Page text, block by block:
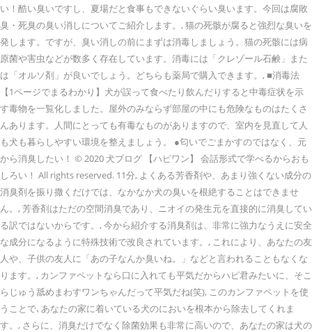
い！酷い臭いですし、夏場だと食事もできないぐらい臭います。今回は腐敗
臭・死臭の臭い消しについてご紹介します。, 猫の死骸が腐ると強烈な臭いを
発します。ですが、臭い消しの前にまずは消毒しましょう。猫の死骸には病
原菌や害虫などが数多く存在しています。消毒には「クレゾール石鹸」また
は「オルソ剤」が良いでしょう。どちらも薬局で購入できます。, ■消毒法
【1ページでまるわかり】犬が誤って食べたり飲んだりすると中毒症状を示
す毒物を一覧化しました。屋外のみならず部屋の中にも危険なものはたくさ
んあります。人間にとっても有毒なものがありますので、室内を見直して人
も犬も暮らしやすい環境を整えましょう。 ●匂いでごまかすのではなく、元
から消臭したい！ © 2020 犬ブログ 【ハピワン】 会話形式で学べるからおも
しろい！ All rights reserved. 11分, よくある芳香剤や、あまり強くない成分の
消臭剤を振り撒くだけでは、なかなか犬の臭いを根絶することはできませ
ん。, 芳香剤はただの空間消臭であり、ニオイの発生元を直接的に消臭してい
る訳ではないからです。, 今から紹介する消臭剤は、非常に強力なうえに安全
な成分になるように特殊技術で改良されています。, これにより、あなたの友
人や、子供の友人に「あの子なんか臭いね。」などと言われることもなくな
ります。, カンファペットなら口に入れても平気だからハピ君みたいに、そこ
らじゅう舐めまわすワンちゃんだって平気だね(笑), このカンファペットを使
うことで､あなたの家に着いている犬のにおいを根本から除去してくれま
す。, さらに、消臭だけでなく除菌効果も非常に高いので、あなたの家は犬の